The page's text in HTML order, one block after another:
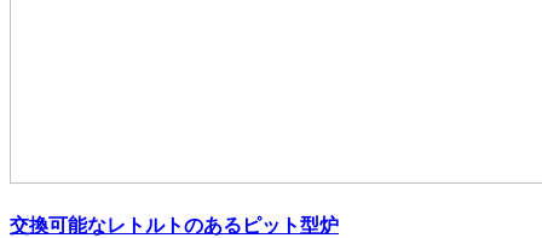
交換可能なレトルトのあるピット型炉